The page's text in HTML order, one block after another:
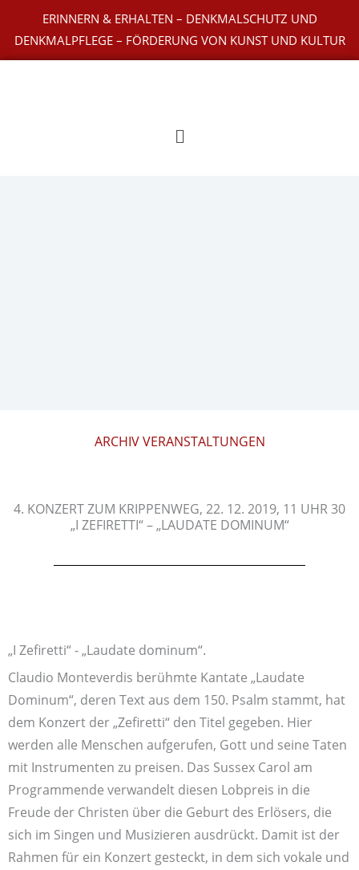
Inhalt
springen
ERINNERN & ERHALTEN – DENKMALSCHUTZ UND
DENKMALPFLEGE – FÖRDERUNG VON KUNST UND KULTUR
Main
ARCHIV VERANSTALTUNGEN
4. KONZERT ZUM KRIPPENWEG, 22. 12. 2019, 11 UHR 30
„I ZEFIRETTI“ – „LAUDATE DOMINUM“
„I Zefiretti“ - „Laudate dominum“.
Claudio Monteverdis berühmte Kantate „Laudate
Dominum“, deren Text aus dem 150. Psalm stammt, hat
dem Konzert der „Zefiretti“ den Titel gegeben. Hier
werden alle Menschen aufgerufen, Gott und seine Taten
mit Instrumenten zu preisen. Das Sussex Carol am
Programmende verwandelt diesen Lobpreis in die
Freude der Christen über die Geburt des Erlösers, die
sich im Singen und Musizieren ausdrückt. Damit ist der
Rahmen für ein Konzert gesteckt, in dem sich vokale und